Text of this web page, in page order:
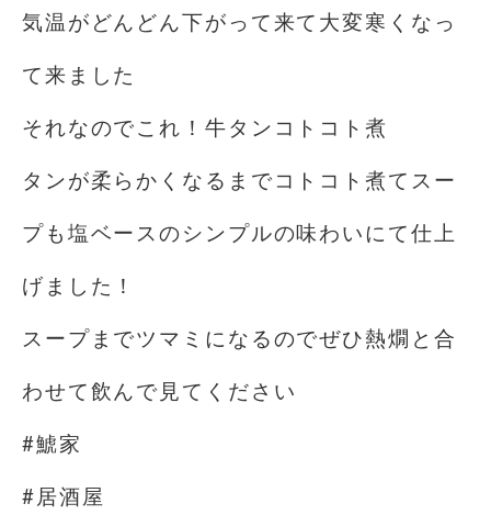
気温がどんどん下がって来て大変寒くなっ
て来ました
それなのでこれ！牛タンコトコト煮️
タンが柔らかくなるまでコトコト煮てスー
プも塩ベースのシンプルの味わいにて仕上
げました！
スープまでツマミになるのでぜひ熱燗と合
わせて飲んで見てください
#鯱家
#居酒屋